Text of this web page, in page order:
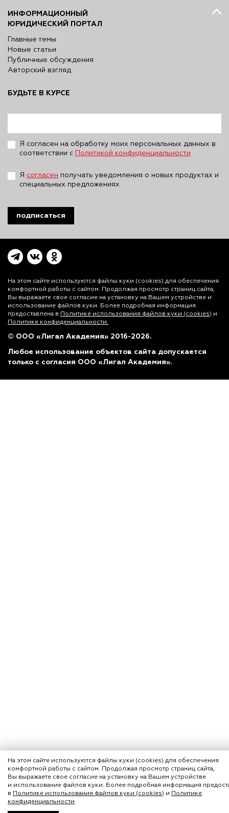
ИНФОРМАЦИОННЫЙ
ЮРИДИЧЕСКИЙ ПОРТАЛ
Главные темы
Новые статьи
Публичные обсуждения
Авторский взгляд
БУДЬТЕ В КУРСЕ
Я согласен на обработку моих персональных данных в
соответствии с
Политикой конфиденциальности
Я согласен получать уведомления о новых продуктах и
специальных предложениях
подписаться
На этом сайте используются файлы куки (cookies) для обеспечения
комфортной работы с сайтом. Продолжая просмотр страниц сайта,
Вы выражаете свое согласие на установку на Вашем устройстве и
использование файлов куки. Более подробная информация
предоставлена в Политике использования файлов куки (cookies) и
Политике конфиденциальности.
© ООО «Лигал Академия» 2016-2026.
Любое использование объектов сайта допускается
только с согласия ООО «Лигал Академия».
На этом сайте используются файлы куки (cookies) для обеспечения
комфортной работы с сайтом. Продолжая просмотр страниц сайта,
Вы выражаете свое согласие на установку на Вашем устройстве
и использование файлов куки. Более подробная информация
в Политике использования файлов куки (cookies) и Политике
конфиденциальности.